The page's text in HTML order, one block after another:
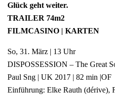
Glück geht weiter.
TRAILER 74m2
FILMCASINO | KARTEN
So, 31. März | 13 Uhr
DISPOSSESSION – The Great
Paul Sng | UK 2017 | 82 min |OF
Einführung: Elke Rauth (dérive),